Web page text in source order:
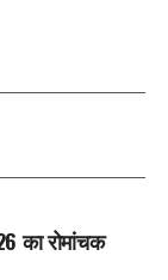
का रोमांचक